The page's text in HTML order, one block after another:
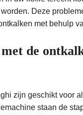
Deze
met behulp
de
zijn geschikt voor
staan de